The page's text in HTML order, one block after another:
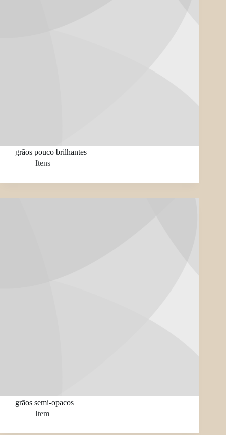
grãos pouco brilhantes
Itens
grãos semi-opacos
Item